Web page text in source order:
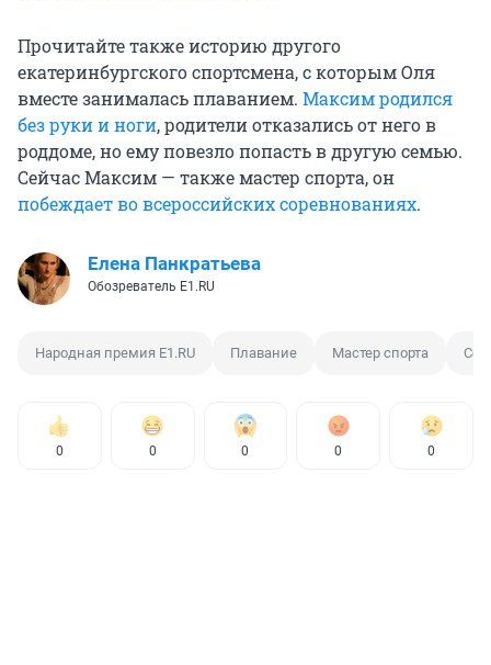
Прочитайте также историю другого
екатеринбургского спортсмена, с которым Оля
вместе занималась плаванием. Максим родился
без руки и ноги, родители отказались от него в
роддоме, но ему повезло попасть в другую семью.
Сейчас Максим — также мастер спорта, он
побеждает во всероссийских соревнованиях.
Елена Панкратьева
Обозреватель E1.RU
Народная премия E1.RU Плавание Мастер спорта
0 0 0 0 0